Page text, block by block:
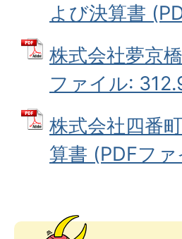
よび決算書
株式会社夢京
ファイル:
株式会社四番
算書 (PDFフ